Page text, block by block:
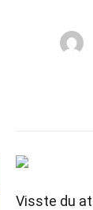
Visste du